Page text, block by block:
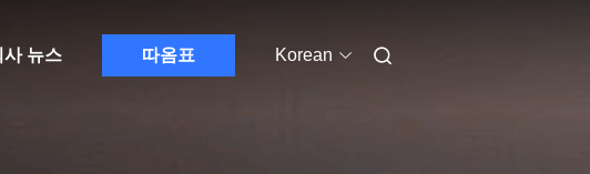
사 뉴스 따옴표 Korean